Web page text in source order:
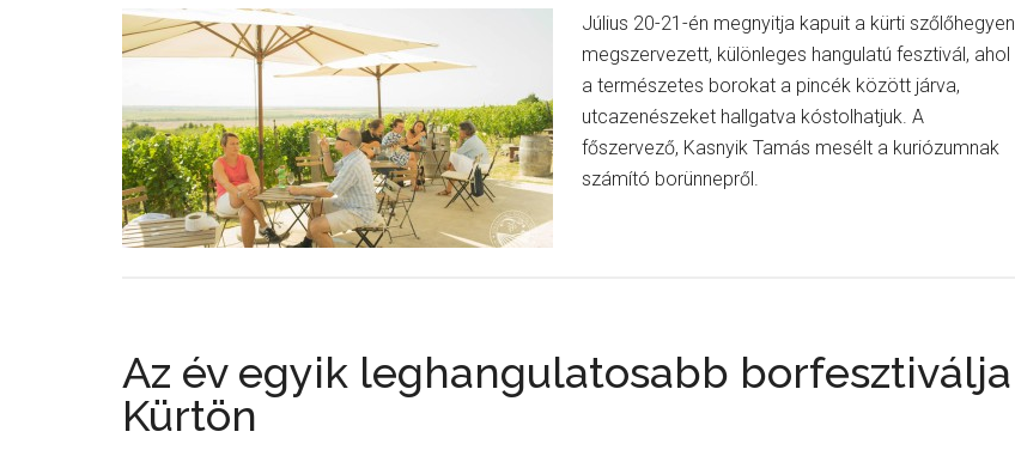
Július 20-21-én megnyitja kapuit a kürti szőlőhegyen
megszervezett, különleges hangulatú fesztivál, ahol
a természetes borokat a pincék között járva,
utcazenészeket hallgatva kóstolhatjuk. A
főszervező, Kasnyik Tamás mesélt a kuriózumnak
számító borünnepről.
Az év egyik leghangulatosabb borfesztiválja
Kürtön